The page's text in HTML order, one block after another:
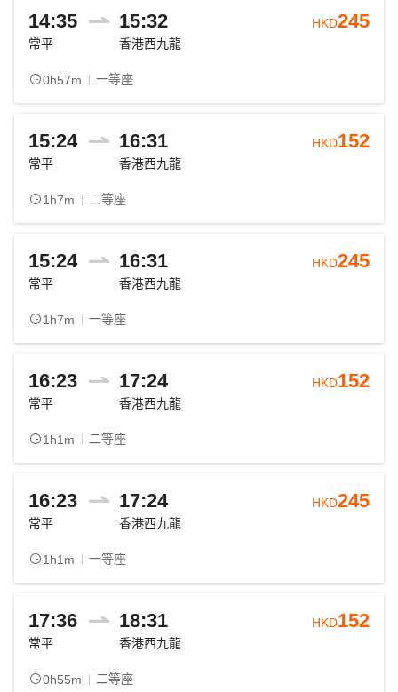
14:35 15:32
常平 香港西九龍
0h57m 一等座
HKD245
15:24 16:31
常平 香港西九龍
1h7m 二等座
HKD152
15:24 16:31
常平 香港西九龍
1h7m 一等座
HKD245
16:23 17:24
常平 香港西九龍
1h1m 二等座
HKD152
16:23 17:24
常平 香港西九龍
1h1m 一等座
HKD245
17:36 18:31
常平 香港西九龍
0h55m 二等座
HKD152